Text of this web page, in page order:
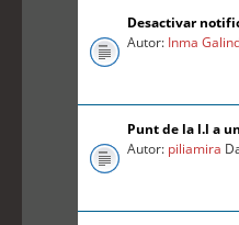
Desactivar
Autor: Inma
Punt de la l.l a
Autor: piliamira